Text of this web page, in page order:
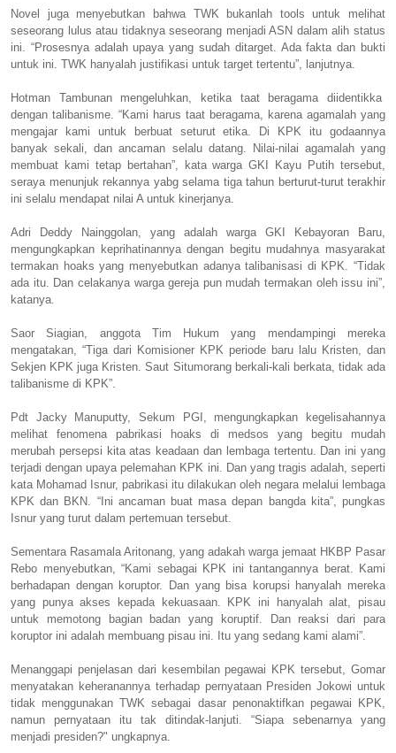
Novel juga menyebutkan bahwa TWK bukanlah tools untuk melihat
seseorang lulus atau tidaknya seseorang menjadi ASN dalam alih status
ini. “Prosesnya adalah upaya yang sudah ditarget. Ada fakta dan bukti
untuk ini. TWK hanyalah justifikasi untuk target tertentu”, lanjutnya.
Hotman Tambunan mengeluhkan, ketika taat beragama diidentikka
dengan talibanisme. “Kami harus taat beragama, karena agamalah yang
mengajar kami untuk berbuat seturut etika. Di KPK itu godaannya
banyak sekali, dan ancaman selalu datang. Nilai-nilai agamalah yang
membuat kami tetap bertahan”, kata warga GKI Kayu Putih tersebut,
seraya menunjuk rekannya yabg selama tiga tahun berturut-turut terakhir
ini selalu mendapat nilai A untuk kinerjanya.
Adri Deddy Nainggolan, yang adalah warga GKI Kebayoran Baru,
mengungkapkan keprihatinannya dengan begitu mudahnya masyarakat
termakan hoaks yang menyebutkan adanya talibanisasi di KPK. “Tidak
ada itu. Dan celakanya warga gereja pun mudah termakan oleh issu ini”,
katanya.
Saor Siagian, anggota Tim Hukum yang mendampingi mereka
mengatakan, “Tiga dari Komisioner KPK periode baru lalu Kristen, dan
Sekjen KPK juga Kristen. Saut Situmorang berkali-kali berkata, tidak ada
talibanisme di KPK”.
Pdt Jacky Manuputty, Sekum PGI, mengungkapkan kegelisahannya
melihat fenomena pabrikasi hoaks di medsos yang begitu mudah
merubah persepsi kita atas keadaan dan lembaga tertentu. Dan ini yang
terjadi dengan upaya pelemahan KPK ini. Dan yang tragis adalah, seperti
kata Mohamad Isnur, pabrikasi itu dilakukan oleh negara melalui lembaga
KPK dan BKN. “Ini ancaman buat masa depan bangda kita”, pungkas
Isnur yang turut dalam pertemuan tersebut.
Sementara Rasamala Aritonang, yang adakah warga jemaat HKBP Pasar
Rebo menyebutkan, “Kami sebagai KPK ini tantangannya berat. Kami
berhadapan dengan koruptor. Dan yang bisa korupsi hanyalah mereka
yang punya akses kepada kekuasaan. KPK ini hanyalah alat, pisau
untuk memotong bagian badan yang koruptif. Dan reaksi dari para
koruptor ini adalah membuang pisau ini. Itu yang sedang kami alami”.
Menanggapi penjelasan dari kesembilan pegawai KPK tersebut, Gomar
menyatakan keheranannya terhadap pernyataan Presiden Jokowi untuk
tidak menggunakan TWK sebagai dasar penonaktifkan pegawai KPK,
namun pernyataan itu tak ditindak-lanjuti. “Siapa sebenarnya yang
menjadi presiden?" ungkapnya.